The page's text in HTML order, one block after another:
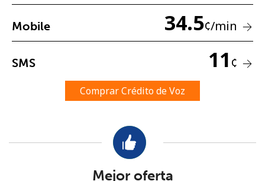
Mínimo 8 caracteres
Una letra mayúscula y una minúscula
Un caracter especial
Mantente en contacto para recibir nuestras mejores
Mobile 34.5¢/min
SMS 11 ¢
Comprar Crédito de Voz
Mejor oferta